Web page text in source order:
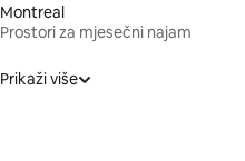
Montreal
Prostori za mjesečni najam
Prikaži više